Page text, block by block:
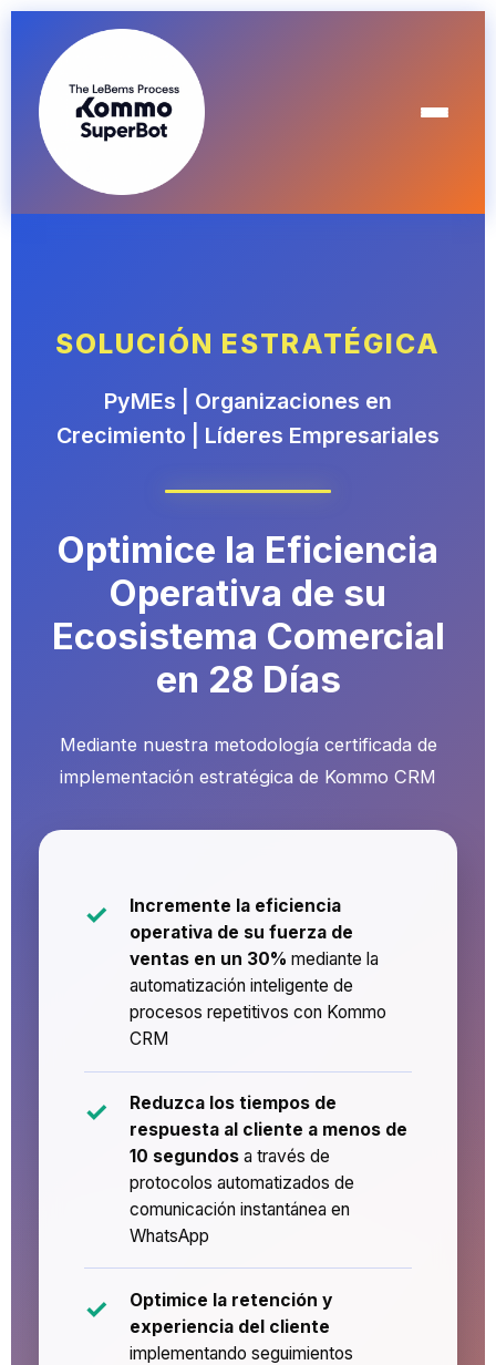
SOLUCIÓN ESTRATÉGICA
PyMEs | Organizaciones en
Crecimiento | Líderes Empresariales
Optimice la Eficiencia
Operativa de su
Ecosistema Comercial
en 28 Días
Mediante nuestra metodología certificada de
implementación estratégica de Kommo CRM
Incremente la eficiencia
operativa de su fuerza de
ventas en un 30% mediante la
automatización inteligente de
procesos repetitivos con Kommo
CRM
Reduzca los tiempos de
respuesta al cliente a menos de
10 segundosa través de
protocolos automatizados de
comunicación instantánea en
WhatsApp
Optimice la retención y
experiencia del cliente
implementando seguimientos